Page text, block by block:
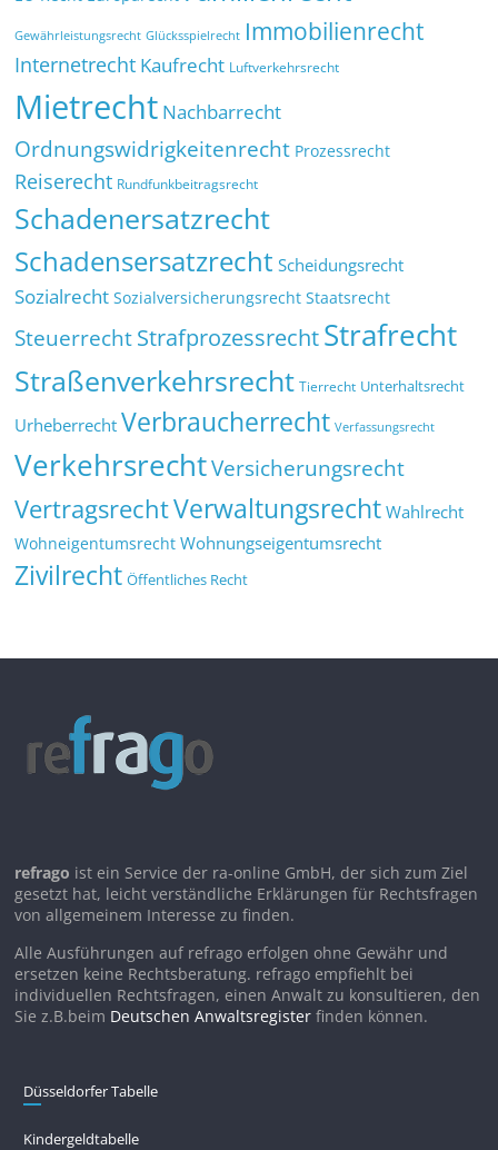
Gewährleistungsrecht Glücksspielrecht Immobilienrecht
Internetrecht Kaufrecht Luftverkehrsrecht
Mietrecht Nachbarrecht
Ordnungswidrigkeitenrecht Prozessrecht
Reiserecht Rundfunkbeitragsrecht
Schadenersatzrecht
Schadensersatzrecht Scheidungsrecht
Sozialrecht Sozialversicherungsrecht Staatsrecht
SteuerrechtStrafprozessrechtStrafrecht
Straßenverkehrsrecht Tierrecht Unterhaltsrecht
Urheberrecht Verbraucherrecht Verfassungsrecht
VerkehrsrechtVersicherungsrecht
VertragsrechtVerwaltungsrecht Wahlrecht
Wohneigentumsrecht Wohnungseigentumsrecht
Zivilrecht Öffentliches Recht
refrago ist ein Service der ra-online GmbH, der sich zum Ziel
gesetzt hat, leicht verständliche Erklärungen für Rechtsfragen
von allgemeinem Interesse zu finden.
Alle Ausführungen auf refrago erfolgen ohne Gewähr und
ersetzen keine Rechtsberatung. refrago empfiehlt bei
individuellen Rechtsfragen, einen Anwalt zu konsultieren, den
Sie z.B.beim Deutschen Anwaltsregister finden können.
Düsseldorfer Tabelle
Kindergeldtabelle